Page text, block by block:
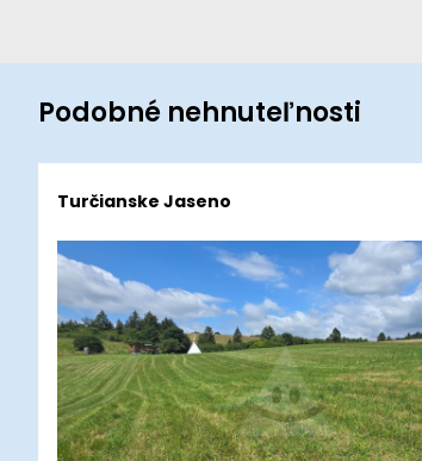
Podobné nehnuteľnosti
Turčianske Jaseno